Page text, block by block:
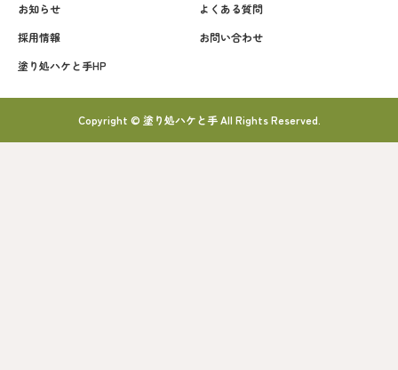
お知らせ
よくある質問
採用情報
お問い合わせ
塗り処ハケと手HP
Copyright © 塗り処ハケと手 All Rights Reserved.